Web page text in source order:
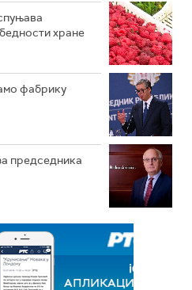
хране
фабрику
председника